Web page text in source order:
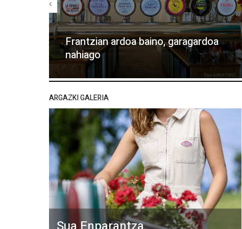
Frantzian ardoa baino, garagardoa
nahiago
ARGAZKI GALERIA